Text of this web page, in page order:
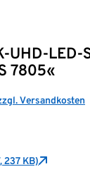
UHD-
7805«
Versandkosten
237 KB)